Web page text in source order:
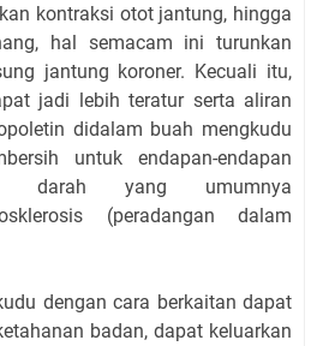
kontraksi otot jantung, hingga
hal semacam ini turunkan
jantung koroner. Kecuali itu,
jadi lebih teratur serta aliran
didalam buah mengkudu
untuk endapan-endapan
darah yang umumnya
(peradangan dalam
dengan cara berkaitan dapat
badan, dapat keluarkan